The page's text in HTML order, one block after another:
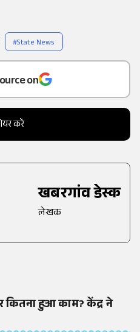
as a
on
करें
खबरगांव डेस्क
लेखक
कितना हुआ काम? केंद्र ने
#State News